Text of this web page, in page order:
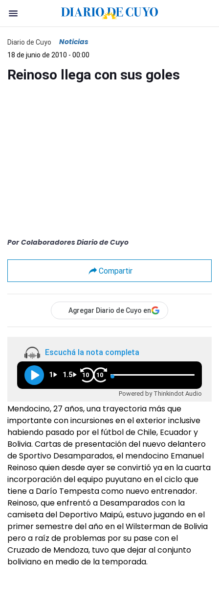
Diario de Cuyo Noticias
18 de junio de 2010 - 00:00
Reinoso llega con sus goles
Por Colaboradores Diario de Cuyo
Compartir
Agregar Diario de Cuyo en
Escuchá la nota completa
1 1.5 10 10
Powered by Thinkindot Audio
Mendocino, 27 años, una trayectoria más que
importante con incursiones en el exterior inclusive
habiendo pasado por el fútbol de Chile, Ecuador y
Bolivia. Cartas de presentación del nuevo delantero
de Sportivo Desamparados, el mendocino Emanuel
Reinoso quien desde ayer se convirtió ya en la cuarta
incorporación del equipo puyutano en el ciclo que
tiene a Darío Tempesta como nuevo entrenador.
Reinoso, que enfrentó a Desamparados con la
camiseta del Deportivo Maipú, estuvo jugando en el
primer semestre del año en el Wilsterman de Bolivia
pero a raíz de problemas por su pase con el
Cruzado de Mendoza, tuvo que dejar al conjunto
boliviano en medio de la temporada.